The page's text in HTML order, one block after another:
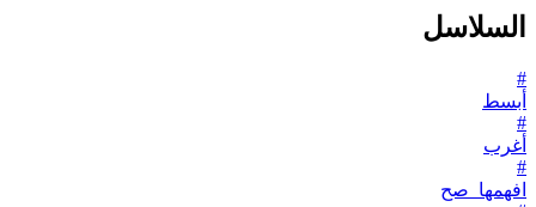
السلاسل
#
أبسط
#
أغرب
#
افهمها_صح